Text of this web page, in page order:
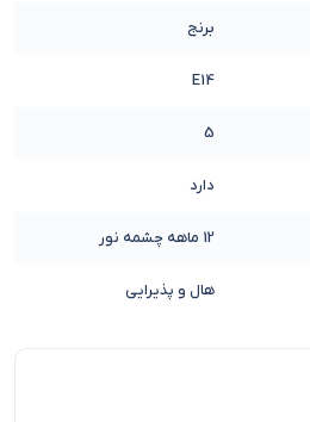
برنج
E14
5
دارد
12 ماهه چشمه نور
هال و پذیرایی